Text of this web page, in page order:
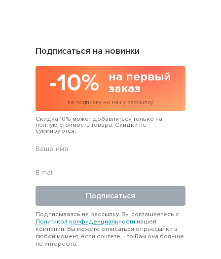
Подписаться на новинки
-10%
на первый
заказ
за подписку на нашу рассылку
Скидка 10% может добавляться только на
полную стоимость товара. Скидки не
суммируются.
Подписаться
Подписываясь на рассылку, Вы соглашаетесь с
Политикой конфиденциальности нашей
компании. Вы можете отписаться от рассылки в
любой момент, если сочтете, что Вам она больше
не интересна.